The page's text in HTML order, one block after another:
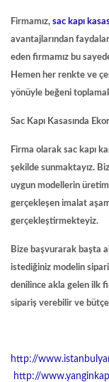
Firmamız, sac kapı
avantajlarından
eden firmamız bu
Hemen her renkte ve
yönüyle beğeni
Sac Kapı Kasasında
Firma olarak sac kapı
şekilde sunmaktayız.
uygun modellerin
gerçekleşen imalat
gerçekleştirmekteyiz.
Bize başvurarak başta
istediğiniz modelin
denilince akla gelen ilk
sipariş verebilir ve
http://
http://